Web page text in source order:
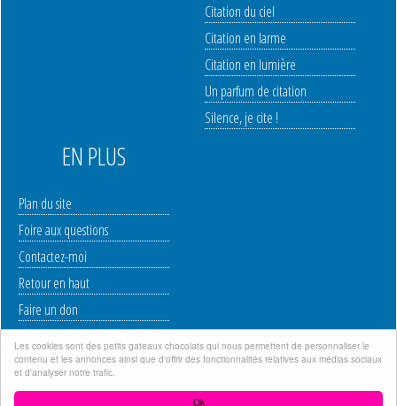
Ok
Les cookies sont des petits gateaux chocolats qui nous permettent de personnaliser le
contenu et les annonces ainsi que d'offrir des fonctionnalités relatives aux médias sociaux
et d'analyser notre trafic.
Citation du ciel
Citation en larme
Citation en lumière
Un parfum de citation
Silence, je cite !
EN PLUS
Plan du site
Foire aux questions
Contactez-moi
Retour en haut
Faire un don
Mentions légales|Politique de protection des données à caractère personnel
Copyright © 2006-2023 WWW.INTOXITATION.COM | Site créé par Stone